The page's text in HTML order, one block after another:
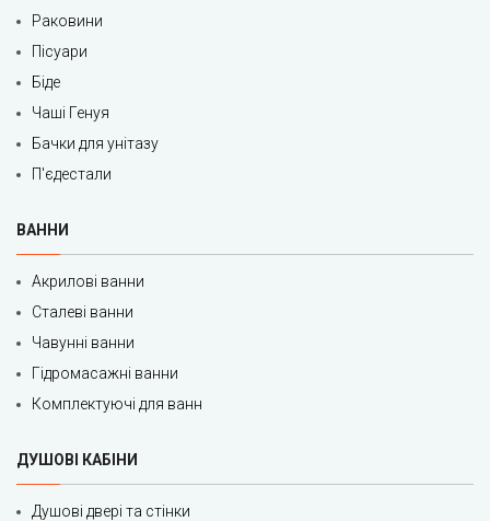
Раковини
Пісуари
Біде
Чаші Генуя
Бачки для унітазу
П'єдестали
ВАННИ
Акрилові ванни
Сталеві ванни
Чавунні ванни
Гідромасажні ванни
Комплектуючі для ванн
ДУШОВІ КАБІНИ
Душові двері та стінки